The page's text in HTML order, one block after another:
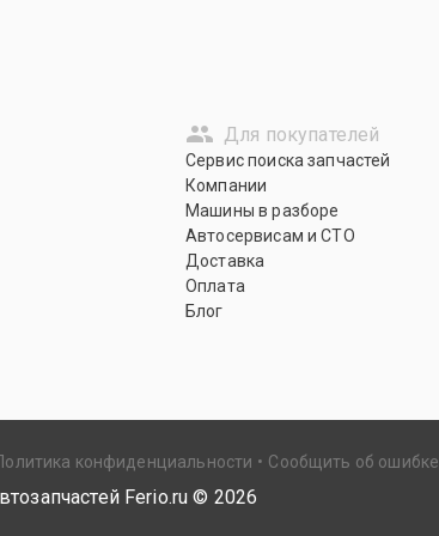
Для покупателей
Сервис поиска запчастей
Компании
Машины в разборе
Автосервисам и СТО
Доставка
Оплата
Блог
конфиденциальности Сообщить об ошибке
Ferio.ru © 2026